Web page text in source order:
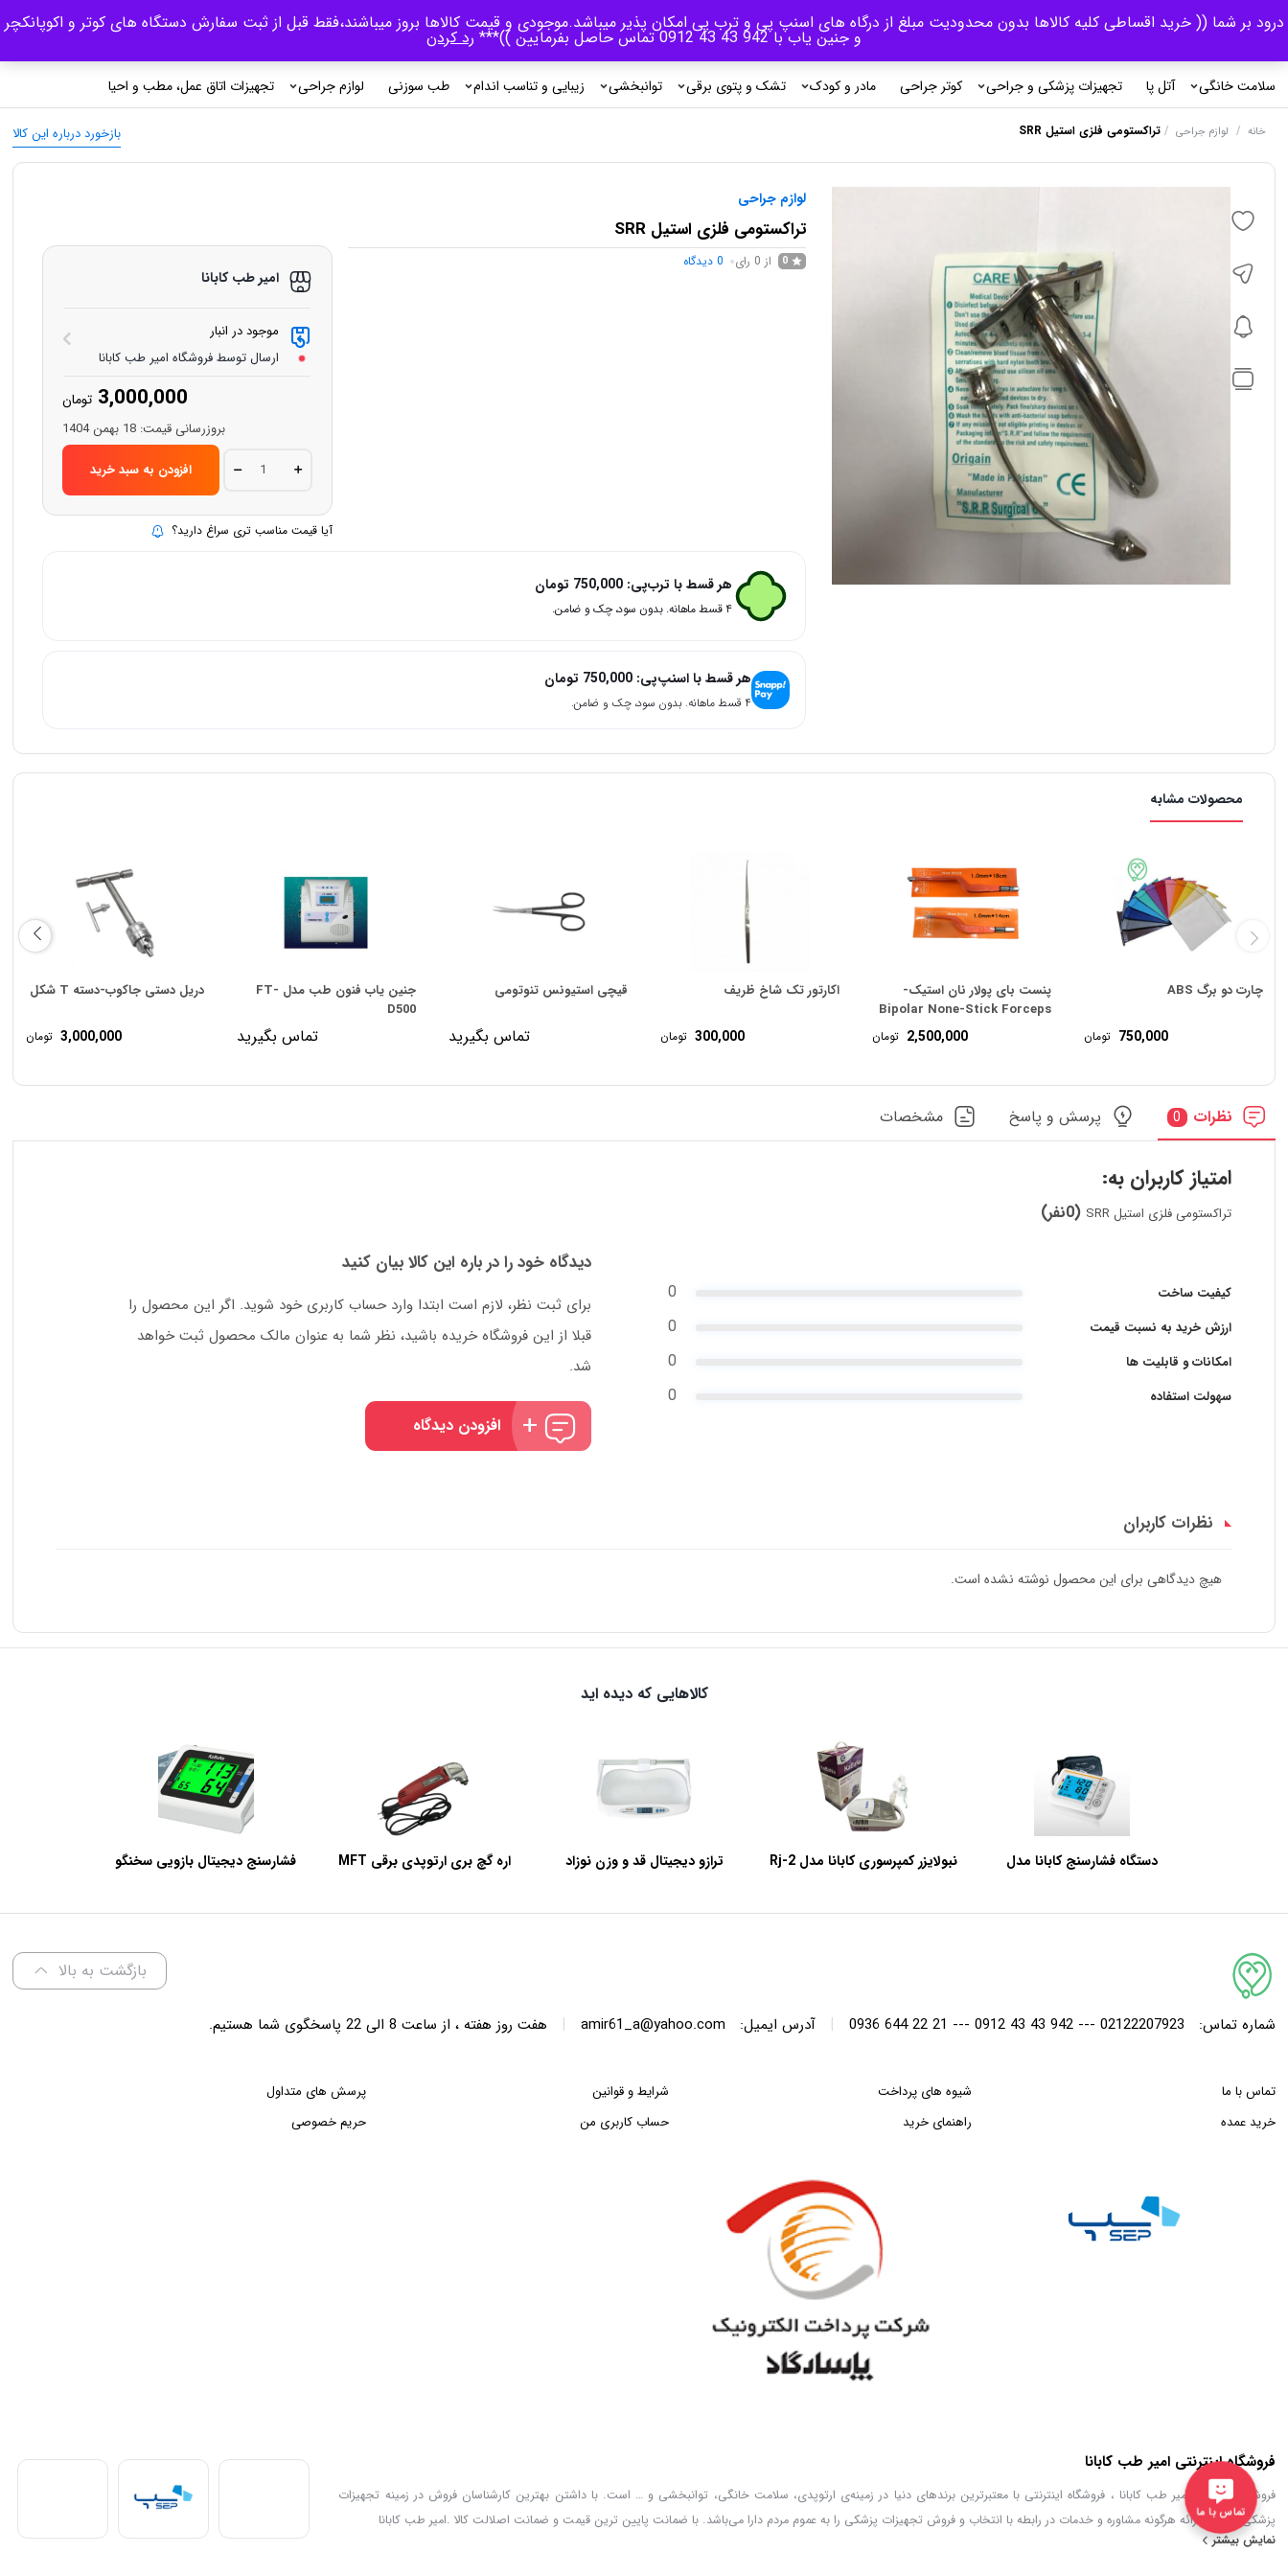
ورود/ثبت نام 0
سلامت خانگی آتل پا تجهیزات پزشکی و جراحی کوتر جراحی مادر و کودک تشک و پتوی برقی توانبخشی زیبایی و تناسب اندام طب سوزنی لوازم جراحی تجهیزات اتاق عمل، مطب و احیا
بازخورد درباره این کالا خانه / لوازم جراحی /تراکستومی فلزی استیل SRR
لوازم جراحی
تراکستومی فلزی استیل SRR
0 از 0 رای 0 دیدگاه
امیر طب کابانا
موجود در انبار
ارسال توسط فروشگاه امیر طب کابانا
3,000,000 تومان
بروزرسانی قیمت: 18 بهمن 1404
تراکستومی
فلزی
SRR
quantity
افزودن به سبد خرید
آیا قیمت مناسب تری سراغ دارید؟
هر قسط با ترب‌پی:750,000 تومان
۴ قسط ماهانه. بدون سود، چک و ضامن.
هر قسط با اسنپ‌پی:750,000 تومان
۴ قسط ماهانه. بدون سود، چک و ضامن.
محصولات مشابه
چارت دو برگ ABS
750,000 تومان
پنست بای پولار نان استیک-
Bipolar None-Stick Forceps
2,500,000 تومان
اکارتور تک شاخ ظریف
300,000 تومان
قیچی استیونس تنوتومی
تماس بگیرید
جنین یاب فنون طب مدل FT-
D500
تماس بگیرید
دریل دستی جاکوب-دسته T شکل
3,000,000 تومان
نظرات 0 پرسش و پاسخ مشخصات
امتیاز کاربران به:
تراکستومی فلزی استیل SRR (0نفر)
کیفیت ساخت 0
ارزش خرید به نسبت قیمت 0
امکانات و قابلیت ها 0
سهولت استفاده 0
دیدگاه خود را در باره این کالا بیان کنید
برای ثبت نظر، لازم است ابتدا وارد حساب کاربری خود شوید. اگر این محصول را
قبلا از این فروشگاه خریده باشید، نظر شما به عنوان مالک محصول ثبت خواهد
شد.
افزودن دیدگاه
نظرات کاربران
هیچ دیدگاهی برای این محصول نوشته نشده است.
کالاهایی که دیده اید
دستگاه فشارسنج کابانا مدل
نبولایزر کمپرسوری کابانا مدل Rj-2
ترازو دیجیتال قد و وزن نوزاد
اره گچ بری ارتوپدی برقی MFT
فشارسنج دیجیتال بازویی سخنگو
بازگشت به بالا
شماره تماس: 02122207923 --- 942 43 43 0912 --- 21 22 644 0936
| آدرس ایمیل: amir61_a@yahoo.com
| هفت روز هفته ، از ساعت 8 الی 22 پاسخگوی شما هستیم.
تماس با ما
خرید عمده
شیوه های پرداخت
راهنمای خرید
شرایط و قوانین
حساب کاربری من
پرسش های متداول
حریم خصوصی
فروشگاه اینترنتی امیر طب کابانا
فروشگاه اینترنتی امیر طب کابانا ، فروشگاه اینترنتی با معتبرترین برندهای دنیا در زمینه‌ی ارتوپدی، سلامت خانگی، توانبخشی و … است. با داشتن بهترین کارشناسان فروش در زمینه تجهیزات
پزشکی توانایی ارائه هرگونه مشاوره و خدمات در رابطه با انتخاب و فروش تجهیزات پزشکی را به عموم مردم دارا می‌‌‌‌باشد. با ضمانت پایین ترین قیمت و ضمانت اصلالت کالا .امیر طب کابانا
نمایش بیشتر
تماس با ما
درود بر شما (( خرید اقساطی کلیه کالاها بدون محدودیت مبلغ از درگاه های اسنپ پی و ترب پی امکان پذیر میباشد.موجودی و قیمت کالاها بروز میباشند،فقط قبل از ثبت سفارش دستگاه های کوتر و اکوپانکچر
و جنین یاب با 942 43 43 0912 تماس حاصل بفرمایین ))*** رد کردن